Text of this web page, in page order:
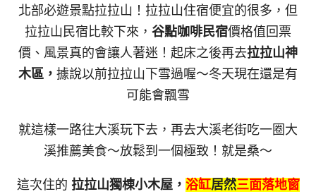
北部必遊景點拉拉山！拉拉山住宿便宜的很多，但
拉拉山民宿比較下來， 谷點咖啡民宿價格值回票
價、風景真的會讓人著迷！起床之後再去拉拉山神
木區， 據說以前拉拉山下雪過喔～冬天現在還是有
可能會飄雪
就這樣一路往大溪玩下去，再去大溪老街吃一圈大
溪推薦美食～放鬆到一個極致！就是桑～
這次住的 拉拉山獨棟小木屋， 浴缸居然三面落地窗